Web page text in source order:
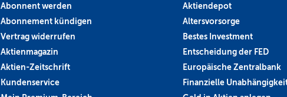
Abonnent werden
Abonnement kündigen
Vertrag widerrufen
Aktienmagazin
Aktien-Zeitschrift
Kundenservice
Aktiendepot
Altersvorsorge
Bestes Investment
Entscheidung der FED
Europäische Zentralbank
Finanzielle